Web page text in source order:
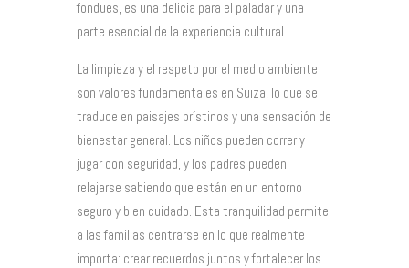
fondues, es una delicia para el paladar y una
parte esencial de la experiencia cultural.
La limpieza y el respeto por el medio ambiente
son valores fundamentales en Suiza, lo que se
traduce en paisajes prístinos y una sensación de
bienestar general. Los niños pueden correr y
jugar con seguridad, y los padres pueden
relajarse sabiendo que están en un entorno
seguro y bien cuidado. Esta tranquilidad permite
a las familias centrarse en lo que realmente
importa: crear recuerdos juntos y fortalecer los